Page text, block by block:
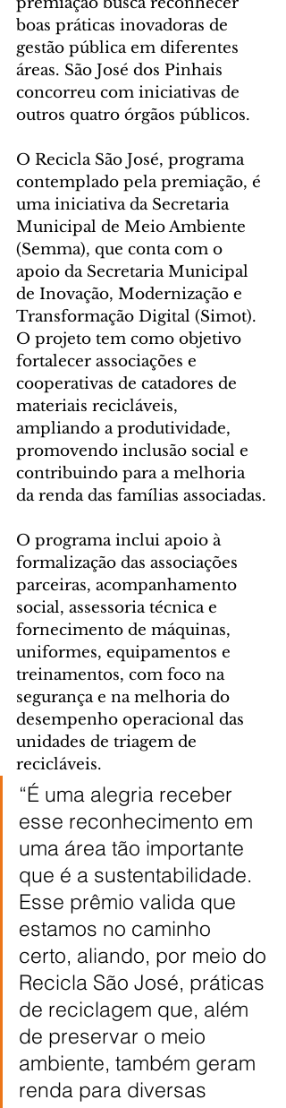
boas práticas inovadoras de
gestão pública em diferentes
áreas. São José dos Pinhais
concorreu com iniciativas de
outros quatro órgãos públicos.
O Recicla São José, programa
contemplado pela premiação, é
uma iniciativa da Secretaria
Municipal de Meio Ambiente
(Semma), que conta com o
apoio da Secretaria Municipal
de Inovação, Modernização e
Transformação Digital (Simot).
O projeto tem como objetivo
fortalecer associações e
cooperativas de catadores de
materiais recicláveis,
ampliando a produtividade,
promovendo inclusão social e
contribuindo para a melhoria
da renda das famílias associadas.
O programa inclui apoio à
formalização das associações
parceiras, acompanhamento
social, assessoria técnica e
fornecimento de máquinas,
uniformes, equipamentos e
treinamentos, com foco na
segurança e na melhoria do
desempenho operacional das
unidades de triagem de
recicláveis.
“É uma alegria receber
esse reconhecimento em
uma área tão importante
que é a sustentabilidade.
Esse prêmio valida que
estamos no caminho
certo, aliando, por meio do
Recicla São José, práticas
de reciclagem que, além
de preservar o meio
ambiente, também geram
renda para diversas